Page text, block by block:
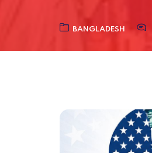
BANGLADESH